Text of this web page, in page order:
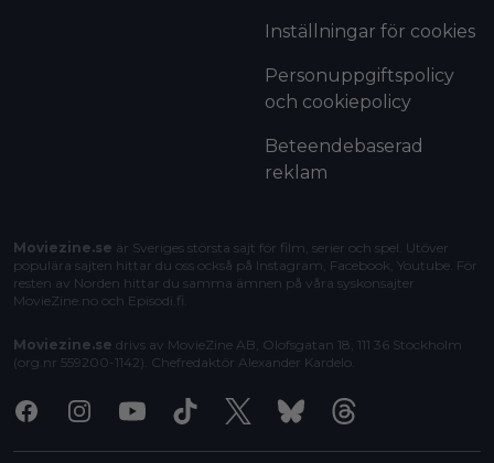
Inställningar för cookies
Personuppgiftspolicy
och cookiepolicy
Beteendebaserad
reklam
Moviezine.se är Sveriges största sajt för film, serier och spel. Utöver
populära sajten hittar du oss också på Instagram, Facebook, Youtube. För
resten av Norden hittar du samma ämnen på våra syskonsajter
MovieZine.no och Episodi.fi
Moviezine.se drivs av MovieZine AB, Olofsgatan 18, 111 36 Stockholm
(org.nr 559200-1142). Chefredaktör Alexander Kardelo
FacebookInstagramYoutubeTiktok X BlueskyThreads